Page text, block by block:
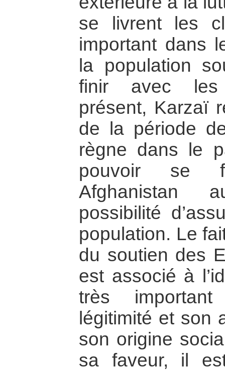
se livrent les
important dans
la population
finir avec les
présent, Karzaï
de la période
règne dans le
pouvoir se
Afghanistan
possibilité
population. Le
du soutien des
est associé à
très
légitimité et son
son origine
sa faveur, il